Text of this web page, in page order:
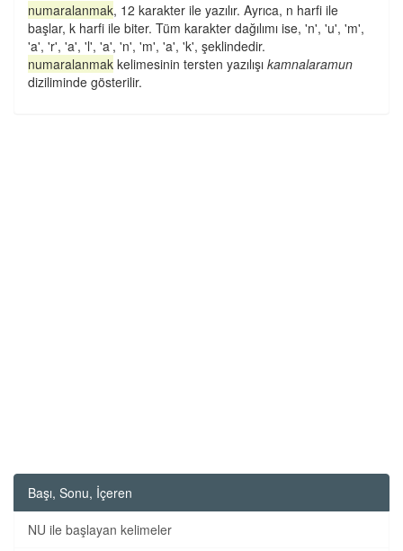
numaralanmak, 12 karakter ile yazılır. Ayrıca, n harfi ile
başlar, k harfi ile biter. Tüm karakter dağılımı ise, 'n', 'u', 'm',
'a', 'r', 'a', 'l', 'a', 'n', 'm', 'a', 'k', şeklindedir.
numaralanmak kelimesinin tersten yazılışı kamnalaramun
diziliminde gösterilir.
Başı, Sonu, İçeren
NU ile başlayan kelimeler